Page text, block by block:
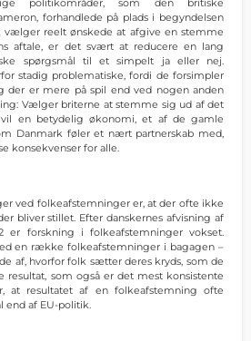
politikområder, som den britiske
forhandlede på plads i begyndelsen
vælger reelt ønskede at afgive en stemme
aftale, er det svært at reducere en lang
spørgsmål til et simpelt ja eller nej.
stadig problematiske, fordi de forsimpler
der er mere på spil end ved nogen anden
Vælger briterne at stemme sig ud af det
vil en betydelig økonomi, et af de gamle
Danmark føler et nært partnerskab med,
konsekvenser for alle.
ved folkeafstemninger er, at der ofte ikke
bliver stillet. Efter danskernes afvisning af
er forskning i folkeafstemninger vokset.
en række folkeafstemninger i bagagen –
af, hvorfor folk sætter deres kryds, som de
resultat, som også er det mest konsistente
at resultatet af en folkeafstemning ofte
end af EU-politik.